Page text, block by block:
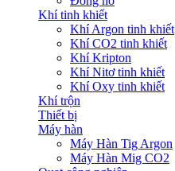
Khí tinh khiết
Khí Argon tinh khiết
Khí CO2 tinh khiết
Khí Kripton
Khí Nitơ tinh khiết
Khí Oxy tinh khiết
Khí trộn
Thiết bị
Máy hàn
Máy Hàn Tig Argon
Máy Hàn Mig CO2